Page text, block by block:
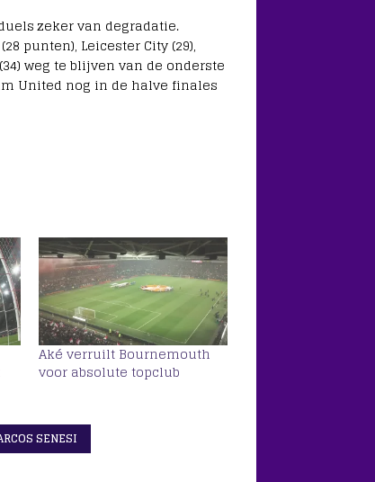
zeker van degradatie.
punten), Leicester City (29),
weg te blijven van de onderste
United nog in de halve finales
Aké verruilt Bournemouth
voor absolute topclub
SENESI